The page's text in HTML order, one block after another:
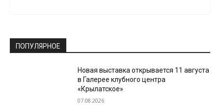
ПОПУЛЯРНОЕ
Новая выставка открывается 11 августа
в Галерее клубного центра
«Крылатское»
07.08.2026